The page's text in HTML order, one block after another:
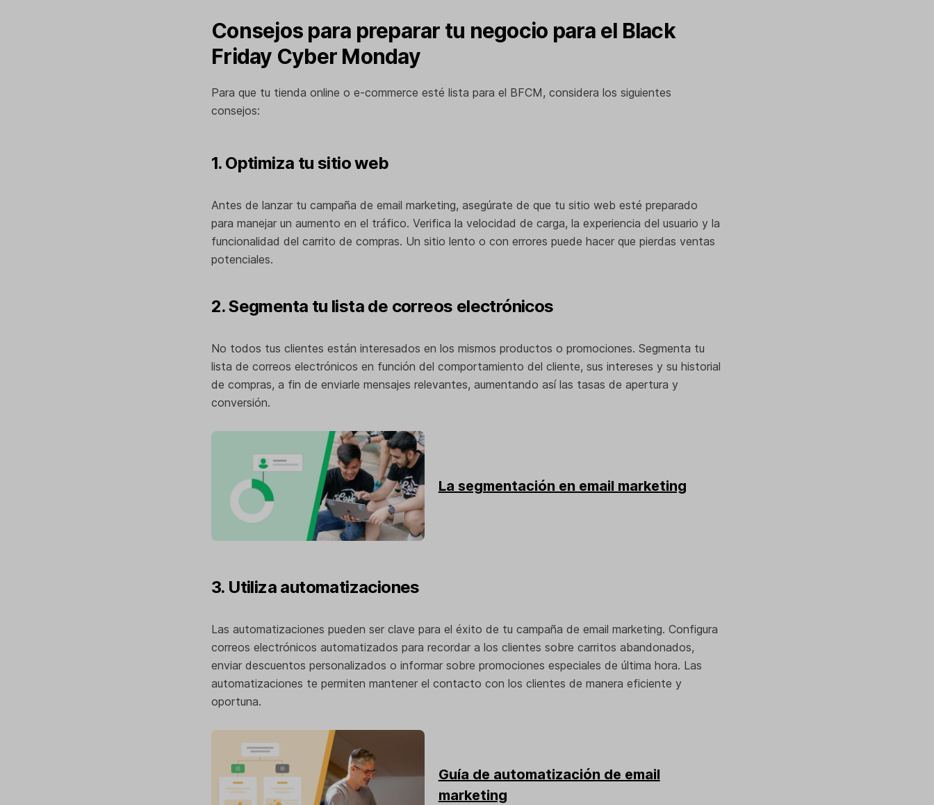
Consejos para preparar tu negocio para el Black
Friday Cyber Monday
Para que tu tienda online o e-commerce esté lista para el BFCM, considera los siguientes
consejos:
1. Optimiza tu sitio web
Antes de lanzar tu campaña de email marketing, asegúrate de que tu sitio web esté preparado
para manejar un aumento en el tráfico. Verifica la velocidad de carga, la experiencia del usuario y la
funcionalidad del carrito de compras. Un sitio lento o con errores puede hacer que pierdas ventas
potenciales.
2. Segmenta tu lista de correos electrónicos
No todos tus clientes están interesados en los mismos productos o promociones. Segmenta tu
lista de correos electrónicos en función del comportamiento del cliente, sus intereses y su historial
de compras, a fin de enviarle mensajes relevantes, aumentando así las tasas de apertura y
conversión.
La segmentación en email marketing
3. Utiliza automatizaciones
Las automatizaciones pueden ser clave para el éxito de tu campaña de email marketing. Configura
correos electrónicos automatizados para recordar a los clientes sobre carritos abandonados,
enviar descuentos personalizados o informar sobre promociones especiales de última hora. Las
automatizaciones te permiten mantener el contacto con los clientes de manera eficiente y
oportuna.
Guía de automatización de email
marketing